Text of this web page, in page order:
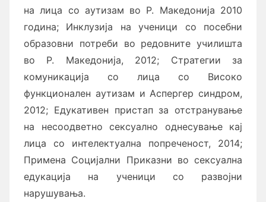
на лица со аутизам во Р. Македонија 2010
година; Инклузија на ученици со посебни
образовни потреби во редовните училишта
во Р. Македонија, 2012; Стратегии за
комуникација со лица со Високо
функционален аутизам и Аспергер синдром,
2012; Едукативен пристап за отстранување
на несоодветно сексуално однесување кај
лица со интелектуална попреченост, 2014;
Примена Социјални Приказни во сексуална
едукација на ученици со развојни
нарушувања.